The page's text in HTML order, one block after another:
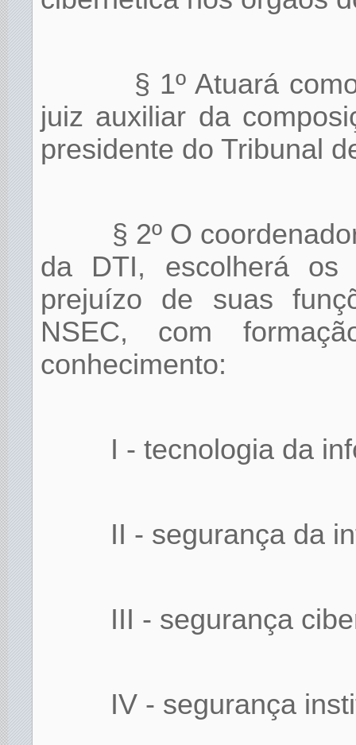
§ 1º Atuará
juiz auxiliar da
presidente do Tribunal
§ 2º O
da DTI, escolherá os
prejuízo de suas
NSEC, com
conhecimento:
I - tecnologia da
II - segurança da
III - segurança
IV - segurança